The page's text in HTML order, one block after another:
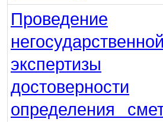
Проведение
экспертизы
достоверности
определения